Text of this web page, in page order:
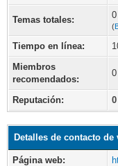
Temas totales:
(
Tiempo en línea:
Miembros
recomendados:
0
Reputación: 0
Detalles de contacto de
Página web: